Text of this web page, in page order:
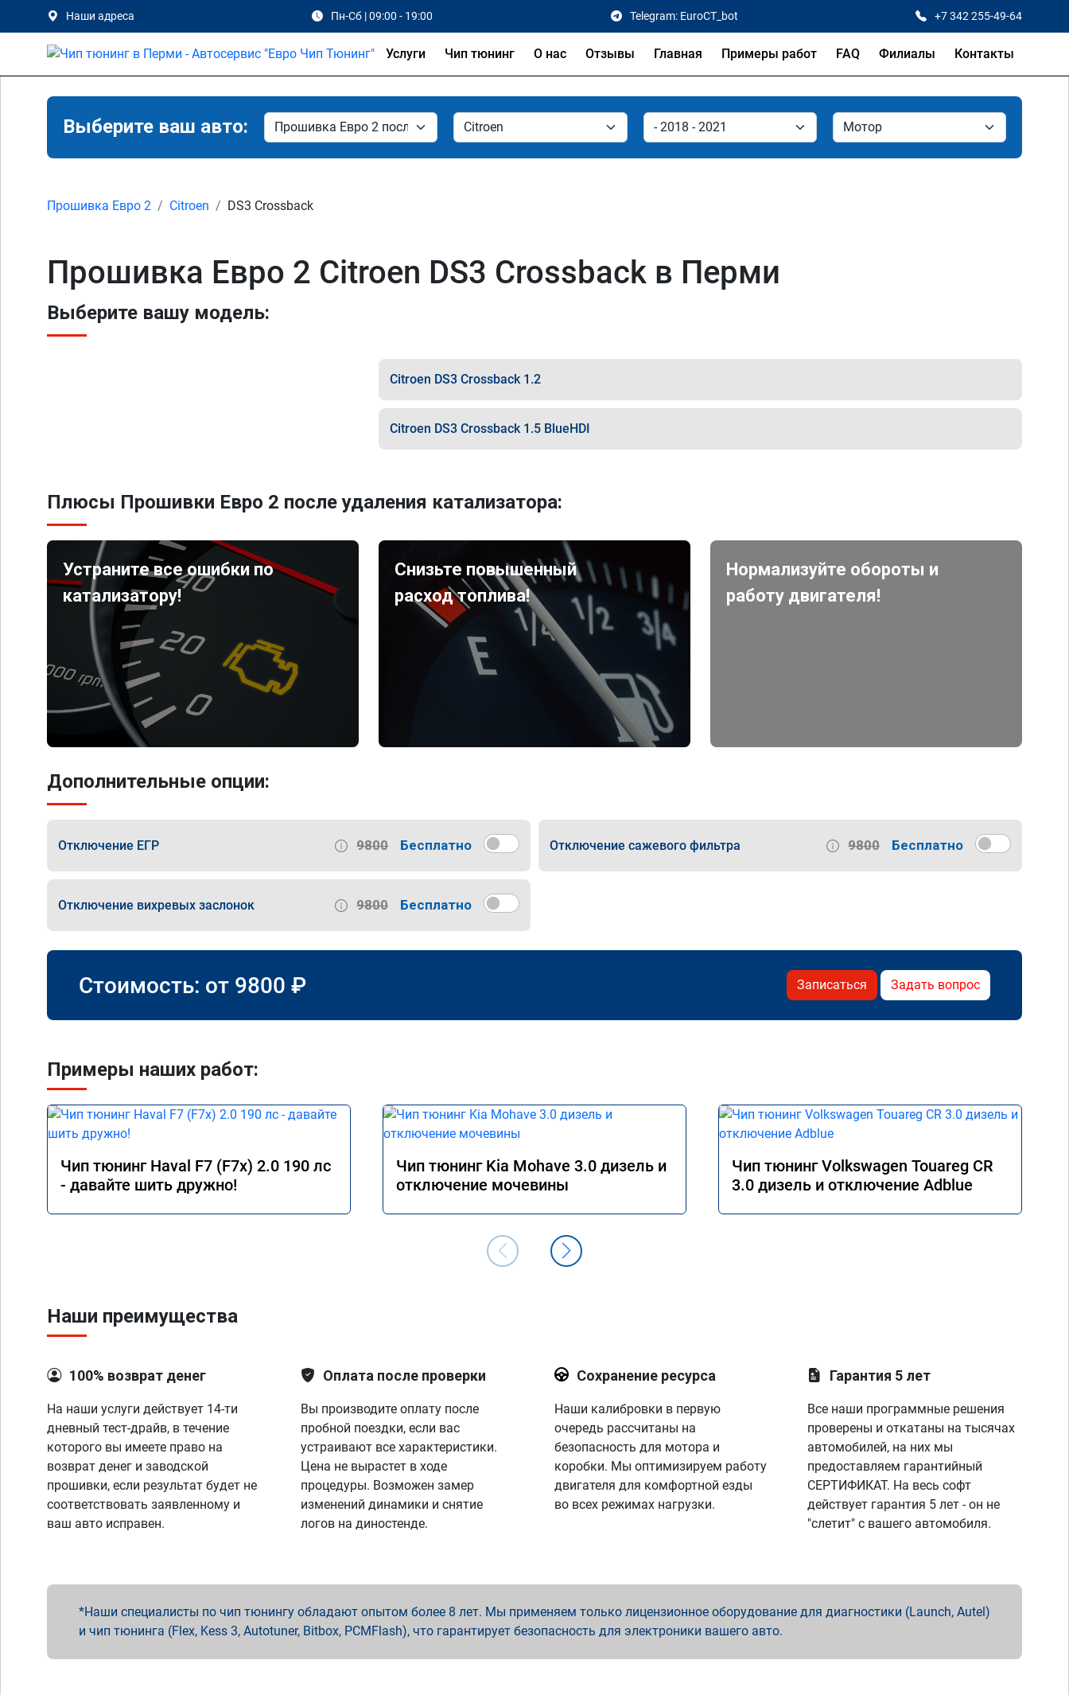
Наши адреса Пн-Сб | 09:00 - 19:00 Telegram: EuroCT_bot +7 342 255-49-64
Услуги Чип тюнинг О нас Отзывы Главная Примеры работ FAQ Филиалы Контакты
Выберите ваш авто:
Прошивка Евро 2 Citroen DS3 Crossback
Прошивка Евро 2 Citroen DS3 Crossback в Перми
Выберите вашу модель:
Citroen DS3 Crossback 1.2
Citroen DS3 Crossback 1.5 BlueHDI
Плюсы Прошивки Евро 2 после удаления катализатора:
Устраните все ошибки по
катализатору!
Снизьте повышенный
расход топлива!
Нормализуйте обороты и
работу двигателя!
Дополнительные опции:
Отключение ЕГР 9800 Бесплатно Отключение сажевого фильтра 9800 Бесплатно
Отключение вихревых заслонок 9800 Бесплатно
Стоимость: от 9800 ₽ Записаться Задать вопрос
Примеры наших работ:
Чип тюнинг Haval F7 (F7x) 2.0 190 лс
- давайте шить дружно!
Чип тюнинг Kia Mohave 3.0 дизель и
отключение мочевины
Чип тюнинг Volkswagen Touareg CR
3.0 дизель и отключение Adblue
Наши преимущества
100% возврат денег
На наши услуги действует 14-ти
дневный тест-драйв, в течение
которого вы имеете право на
возврат денег и заводской
прошивки, если результат будет не
соответствовать заявленному и
ваш авто исправен.
Оплата после проверки
Вы производите оплату после
пробной поездки, если вас
устраивают все характеристики.
Цена не вырастет в ходе
процедуры. Возможен замер
изменений динамики и снятие
логов на диностенде.
Сохранение ресурса
Наши калибровки в первую
очередь рассчитаны на
безопасность для мотора и
коробки. Мы оптимизируем работу
двигателя для комфортной езды
во всех режимах нагрузки.
Гарантия 5 лет
Все наши программные решения
проверены и откатаны на тысячах
автомобилей, на них мы
предоставляем гарантийный
СЕРТИФИКАТ. На весь софт
действует гарантия 5 лет - он не
"слетит" с вашего автомобиля.
Наши специалисты по чип тюнингу обладают опытом более 8 лет. Мы применяем только лицензионное оборудование для диагностики (Launch, Autel)
и чип тюнинга (Flex, Kess 3, Autotuner, Bitbox, PCMFlash), что гарантирует безопасность для электроники вашего авто.